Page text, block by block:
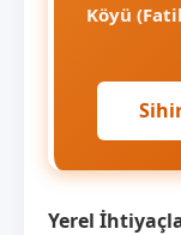
Köyü
Yerel